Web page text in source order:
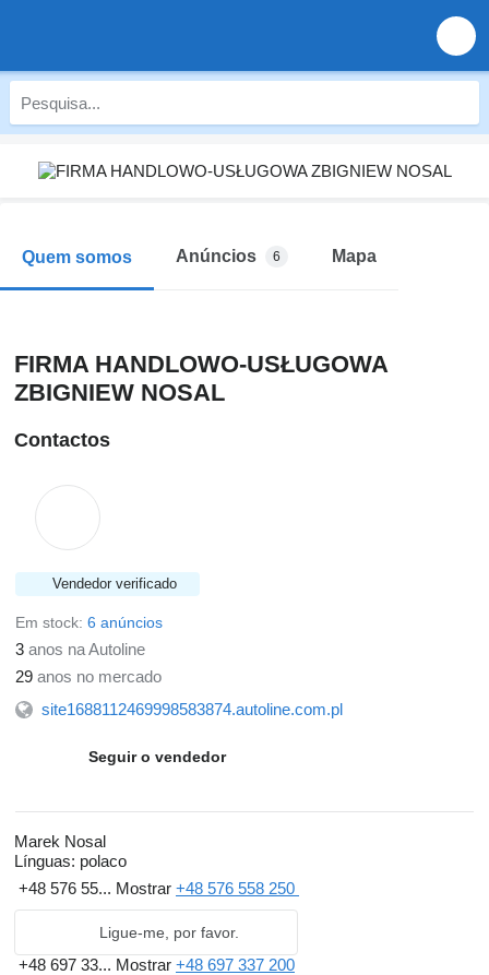
Quem somos Anúncios 6 Mapa
FIRMA HANDLOWO-USŁUGOWA
ZBIGNIEW NOSAL
Contactos
Vendedor verificado
Em stock: 6 anúncios
3 anos na Autoline
29 anos no mercado
site1688112469998583874.autoline.com.pl
Seguir o vendedor
Marek Nosal
Línguas: polaco
+48 576 55... Mostrar +48 576 558 250
Ligue-me, por favor.
+48 697 33... Mostrar +48 697 337 200